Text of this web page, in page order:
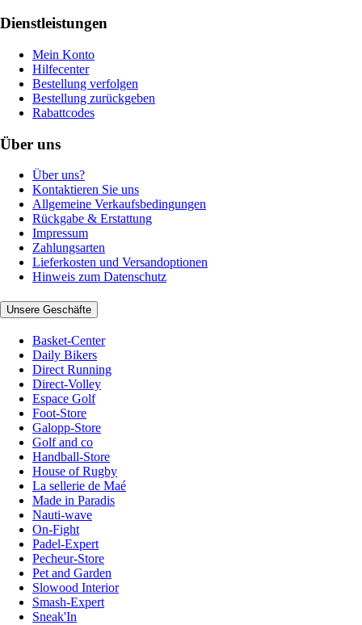
Dienstleistungen
Mein Konto
Hilfecenter
Bestellung verfolgen
Bestellung zurückgeben
Rabattcodes
Über uns
Über uns?
Kontaktieren Sie uns
Allgemeine Verkaufsbedingungen
Rückgabe & Erstattung
Impressum
Zahlungsarten
Lieferkosten und Versandoptionen
Hinweis zum Datenschutz
Unsere Geschäfte
Basket-Center
Daily Bikers
Direct Running
Direct-Volley
Espace Golf
Foot-Store
Galopp-Store
Golf and co
Handball-Store
House of Rugby
La sellerie de Maé
Made in Paradis
Nauti-wave
On-Fight
Padel-Expert
Pecheur-Store
Pet and Garden
Slowood Interior
Smash-Expert
Sneak'In